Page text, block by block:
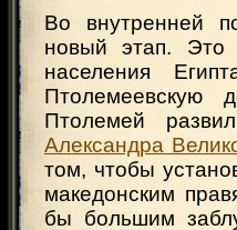
Во внутренней
новый этап. Это
населения
Птолемеевскую
Птолемей
Александра
том, чтобы
македонским
бы большим